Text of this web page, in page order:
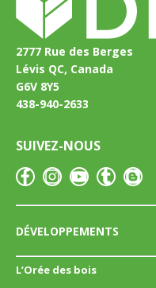
2777 Rue des Berges
Lévis QC, Canada
G6V 8Y5
438-940-2633
SUIVEZ-NOUS
DÉVELOPPEMENTS
L’Orée des bois